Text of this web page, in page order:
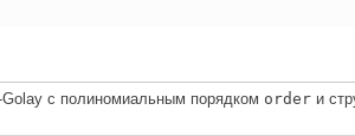
с полиномиальным порядком order и